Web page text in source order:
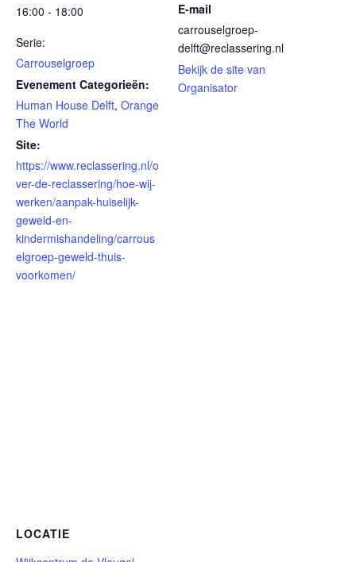
16:00 - 18:00
Serie:
Carrouselgroep
Evenement Categorieën:
Human House Delft, Orange
The World
Site:
https://www.reclassering.nl/o
ver-de-reclassering/hoe-wij-
werken/aanpak-huiselijk-
geweld-en-
kindermishandeling/carrous
elgroep-geweld-thuis-
voorkomen/
E-mail
carrouselgroep-
delft@reclassering.nl
Bekijk de site van
Organisator
LOCATIE